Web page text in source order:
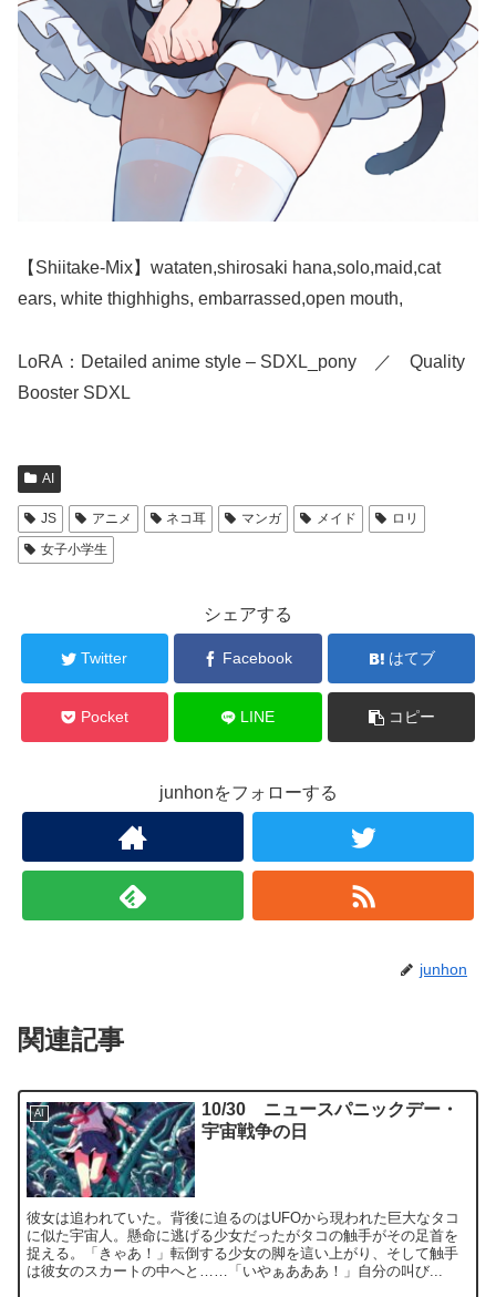
【Shiitake-Mix】wataten,shirosaki hana,solo,maid,cat
ears, white thighhighs, embarrassed,open mouth,
LoRA：Detailed anime style – SDXL_pony ／ Quality
Booster SDXL
AI
JS アニメ ネコ耳 マンガ メイド
ロリ
女子小学生
シェアする
Twitter Facebook はてブ
Pocket LINE コピー
junhonをフォローする
junhon
関連記事
AI
10/30 ニュースパニックデー・
宇宙戦争の日
彼女は追われていた。背後に迫るのはUFOから現われた巨大なタコ
に似た宇宙人。懸命に逃げる少女だったがタコの触手がその足首を
捉える。「きゃあ！」転倒する少女の脚を這い上がり、そして触手
は彼女のスカートの中へと……「いやぁあああ！」自分の叫び...